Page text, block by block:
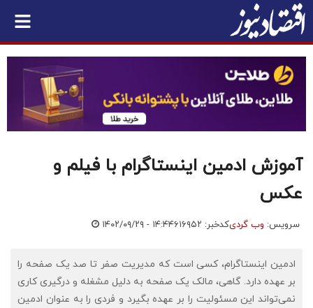
آموزش ادمین اینستاگرام با فیلم و
عکس
سرویس: وب گردیکدخبر: ۶۱۶۹۵۲ ۱۴۰۲/۰۹/۲۹ - ۱۴:۴۴
ادمین اینستاگرام، کسی است که مدیریت صفر تا صد یک صفحه را
بر عهده دارد. گاهی، مالک یک صفحه به دلیل مشغله و درگیری کاری
نمی‌تواند این مسئولیت را بر عهده بگیرد و فردی را به عنوان ادمین